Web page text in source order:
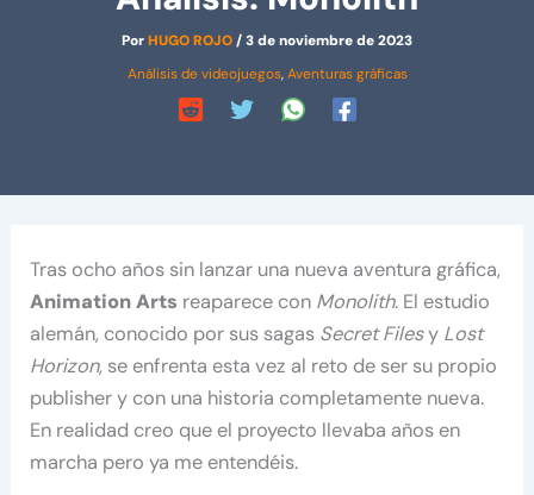
PorHUGO ROJO/3 de noviembre de 2023
Análisis de videojuegos,Aventuras gráficas
Tras ocho años sin lanzar una nueva aventura gráfica,
Animation Arts reaparece con Monolith. El estudio
alemán, conocido por sus sagas Secret Filesy Lost
Horizon, se enfrenta esta vez al reto de ser su propio
publisher y con una historia completamente nueva.
En realidad creo que el proyecto llevaba años en
marcha pero ya me entendéis.